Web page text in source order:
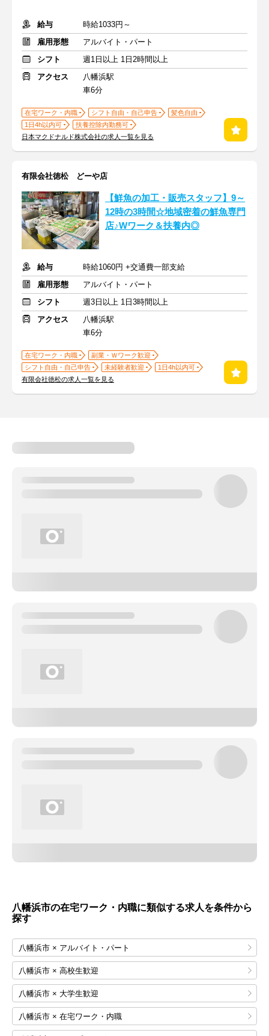
給与
時給1033円～
雇用形態
アルバイト・パート
シフト
週1日以上 1日2時間以上
アクセス
八幡浜駅
車6分
在宅ワーク・内職 シフト自由・自己申告
髪色自由
1日4h以内可
扶養控除内勤務可
日本マクドナルド株式会社の求人一覧を見る
有限会社徳松 どーや店
【鮮魚の加工・販売スタッフ】9～
12時の3時間☆地域密着の鮮魚専門
店♪Wワーク＆扶養内◎
給与
時給1060円 +交通費一部支給
雇用形態
アルバイト・パート
シフト
週3日以上 1日3時間以上
アクセス
八幡浜駅
車6分
在宅ワーク・内職
副業・Ｗワーク歓迎
シフト自由・自己申告
未経験者歓迎
1日4h以内可
有限会社徳松の求人一覧を見る
八幡浜市の在宅ワーク・内職に類似する求人を条件から
探す
八幡浜市 × アルバイト・パート
八幡浜市 × 高校生歓迎
八幡浜市 × 大学生歓迎
八幡浜市 × 在宅ワーク・内職